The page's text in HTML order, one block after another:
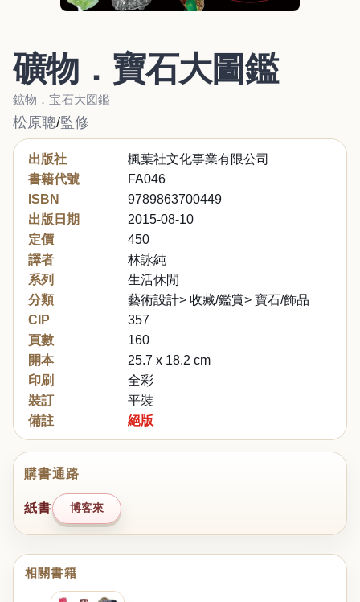
礦物．寶石大圖鑑
鉱物．宝石大図鑑
松原聰/監修
出版社
楓葉社文化事業有限公司
書籍代號
FA046
ISBN
9789863700449
出版日期
2015-08-10
定價
450
譯者
林詠純
系列
生活休閒
分類
藝術設計> 收藏/鑑賞> 寶石/飾品
CIP
357
頁數
160
開本
25.7 x 18.2 cm
印刷
全彩
裝訂
平裝
備註
絕版
購書通路
紙書 博客來
相關書籍